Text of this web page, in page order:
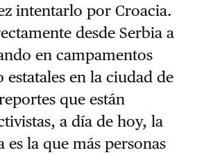
intentarlo por Croacia.
desde Serbia a
en campamentos
en la ciudad de
que están
a día de hoy, la
la que más personas